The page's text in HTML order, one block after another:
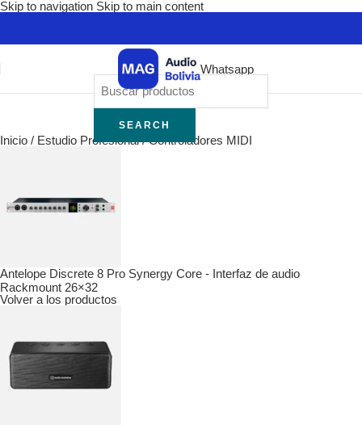
Skip to navigation Skip to main content
Whatsapp
SEARCH
Inicio / Estudio Profesional/ Controladores MIDI
Antelope Discrete 8 Pro Synergy Core - Interfaz de audio
Rackmount 26×32
Volver a los productos